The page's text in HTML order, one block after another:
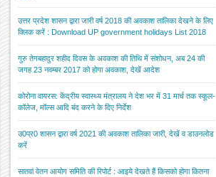
उत्तर प्रदेश शासन द्वारा जारी वर्ष 2018 की अवकाश तालिका देखने के लिए
क्लिक करें : Download UP government holidays List 2018
गुरु तेगबहादुर शहीद दिवस के अवकाश की तिथि में संशोधन, अब 24 की
जगह 23 नवम्बर 2017 को होगा अवकाश, देखें आदेश
कोरोना वायरस: केंद्रीय स्वास्थ्य मंत्रालय ने देश भर में 31 मार्च तक स्कूल-
कॉलेज, मॉल्स आदि बंद करने के दिए निर्देश
उ0प्र0 शासन द्वारा वर्ष 2021 की अवकाश तालिका जारी, देखें व डाउनलोड
करें
सातवां वेतन आयोग समिति की रिपोर्ट : आइये देखते हैं किसको होगा कितना